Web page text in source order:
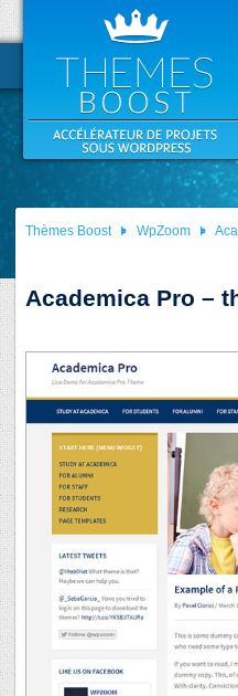
Thèmes Boost WpZoom
Academica Pro –